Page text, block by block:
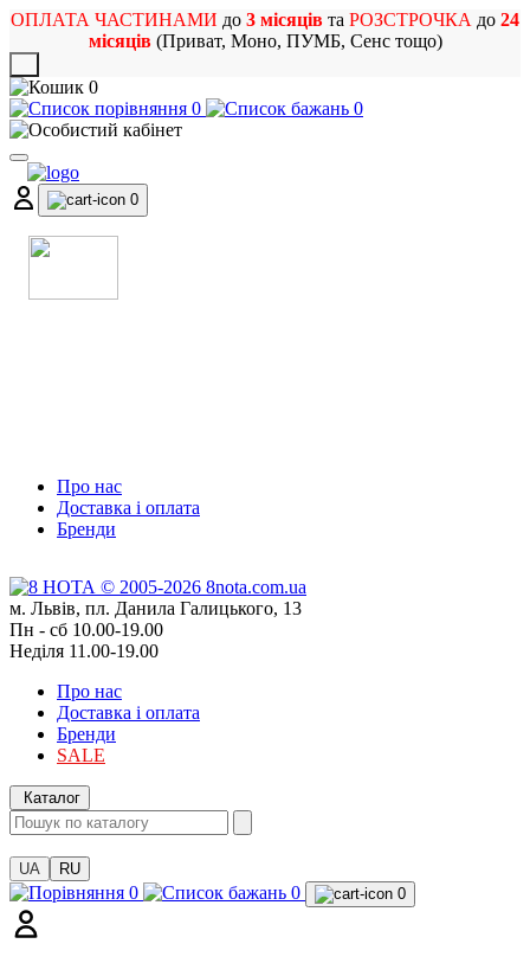
ОПЛАТА ЧАСТИНАМИ до 3 місяців та РОЗСТРОЧКА до 24
місяців(Приват, Моно, ПУМБ, Сенс тощо)
0
0
0
0
Про нас
Доставка і оплата
Бренди
м. Львів, пл. Данила Галицького, 13
Пн - сб 10.00-19.00
Неділя 11.00-19.00
Про нас
Доставка і оплата
Бренди
SALE
Каталог
UA RU
0 0 0